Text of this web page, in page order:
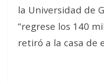
la Universidad de
“regrese los 140
retiró a la casa de